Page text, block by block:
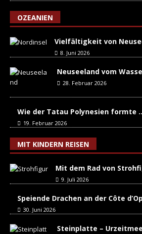
OZEANIEN
Vielfältigkeit von
8. Juni 2026
Neuseeland vom
28. Februar 2026
Wie der Tatau Polynesien formte
19. Februar 2026
MIT KINDERN REISEN
Mit dem Rad von
9. Juli 2026
Speiende Drachen an der Côte
30. Juni 2026
Steinplatte –